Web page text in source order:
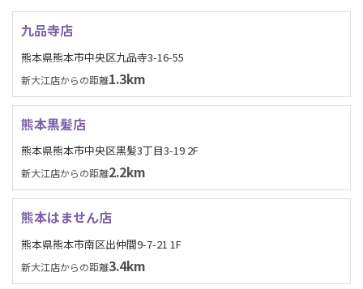
九品寺店
熊本県熊本市中央区九品寺3-16-55
新大江店からの距離1.3km
熊本黒髪店
熊本県熊本市中央区黒髪3丁目3-19 2F
新大江店からの距離2.2km
熊本はません店
熊本県熊本市南区出仲間9-7-21 1F
新大江店からの距離3.4km